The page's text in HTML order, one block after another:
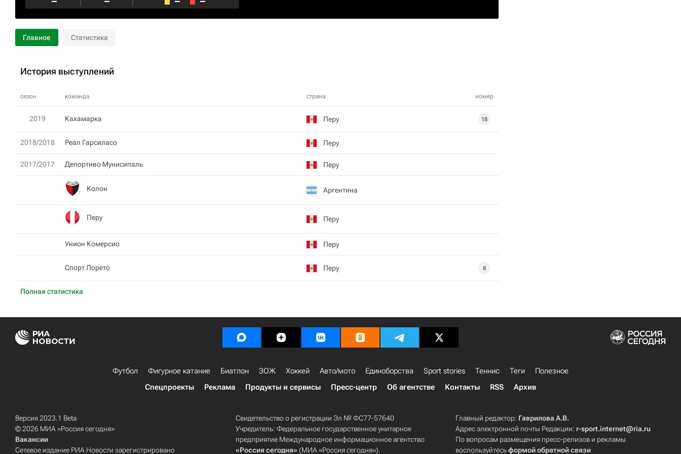
Главное Статистика
История выступлений
сезон команда страна номер
Полная статистика
2019 Кахамарка Перу 18
2018/2018 Реал Гарсиласо Перу
2017/2017 Депортиво Мунисипаль Перу
Колон Аргентина
Перу Перу
Унион Комерсио Перу
Спорт Лорето Перу 8
Футбол Фигурное катание Биатлон ЗОЖ Хоккей Авто/мото Единоборства Sport stories Теннис Теги
Полезное
Спецпроекты
Реклама Продукты и сервисы Пресс-центр Об агентстве Контакты RSS Архив
Версия 2023.1 Beta
© 2026 МИА «Россия сегодня»
Вакансии
Сетевое издание РИА Новости зарегистрировано
Свидетельство о регистрации Эл № ФС77-57640
Учредитель: Федеральное государственное унитарное
предприятие Международное информационное агентство
«Россия сегодня» (МИА «Россия сегодня»).
Главный редактор: Гаврилова А.В.
Адрес электронной почты Редакции: r-sport.internet@ria.ru
По вопросам размещения пресс-релизов и рекламы
воспользуйтесьформой обратной связи